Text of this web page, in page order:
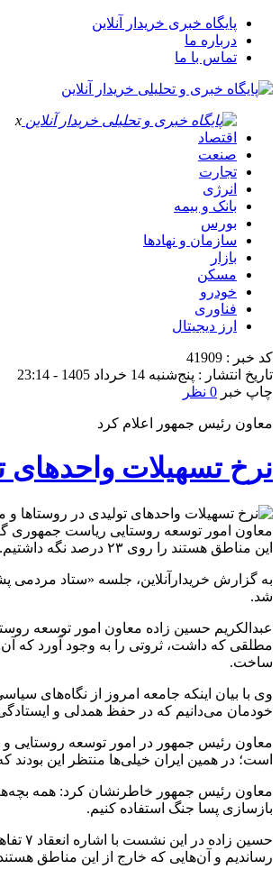
پایگاه خبری خریدار آنلاین
درباره ما
تماس با ما
x
اقتصاد
صنعت
تجارت
انرژی
بانک و بیمه
بورس
سازمان و نهادها
بازار
مسکن
خودرو
فناوری
ارز دیجیتال
کد خبر : 41909
تاریخ انتشار : پنج‌شنبه 14 خرداد 1405 - 23:14
چاپ خبر 0 نظر
معاون رئیس جمهور اعلام کرد
نرخ تسهیلات واحدهای
این مناطق هستند را روی ۲۳ درصد نگه ‌داشتیم.
به گزارش خریدارآنلاین، جلسه «ستاد مردمی
شد.
مطلقی که داشت، ثروتی را به وجود آورد که آن
ساخت.
وی با بیان اینکه جامعه امروز از نگاه‌های
خودمان می‌دانیم که در حفظ همدلی و
معاون رئیس جمهور در امور توسعه روستایی و
است؛ در همین ایران خیلی‌ها منتظر این بودند
معاون رئیس جمهور خاطرنشان کرد: همه
بازسازی پسا جنگ استفاده کنیم.
رساندیم و آن‌هایی که خارج از این مناطق هستند را روی ۲۳ درصد